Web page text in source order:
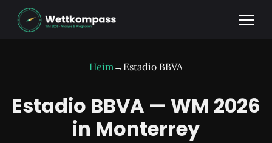
Heim→ Estadio BBVA
Estadio BBVA — WM 2026
in Monterrey